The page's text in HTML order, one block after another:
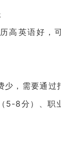
高英语好，
，需要通过
5-8分）、职